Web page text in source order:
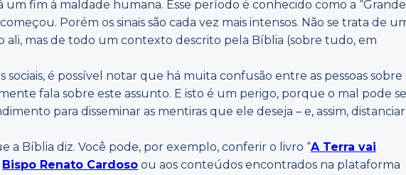
um fim à maldade humana. Esse período é conhecido como a “Grande
Porém os sinais são cada vez mais intensos. Não se trata de
mas de todo um contexto descrito pela Bíblia (sobre tudo, em
sociais, é possível notar que há muita confusão entre as pessoas sobre
fala sobre este assunto. E isto é um perigo, porque o mal pode
para disseminar as mentiras que ele deseja – e, assim,
a Bíblia diz. Você pode, por exemplo, conferir o livro “A Terra vai
Bispo Renato Cardoso ou aos conteúdos encontrados na plataforma